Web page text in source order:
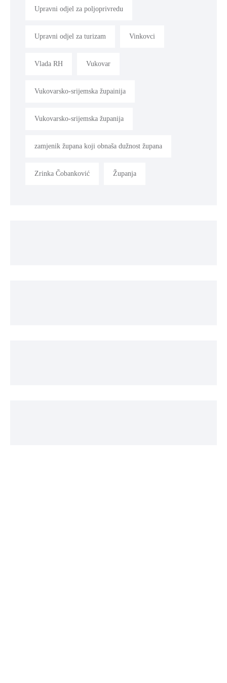
Upravni odjel za poljoprivredu
Upravni odjel za turizam Vinkovci
Vlada RH Vukovar
Vukovarsko-srijemska župainija
Vukovarsko-srijemska županija
zamjenik župana koji obnaša dužnost župana
Zrinka Čobanković Županja